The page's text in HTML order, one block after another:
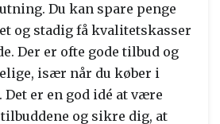
Du kan spare penge
og stadig få kvalitetskasser
Der er ofte gode tilbud og
især når du køber i
er en god idé at være
og sikre dig, at